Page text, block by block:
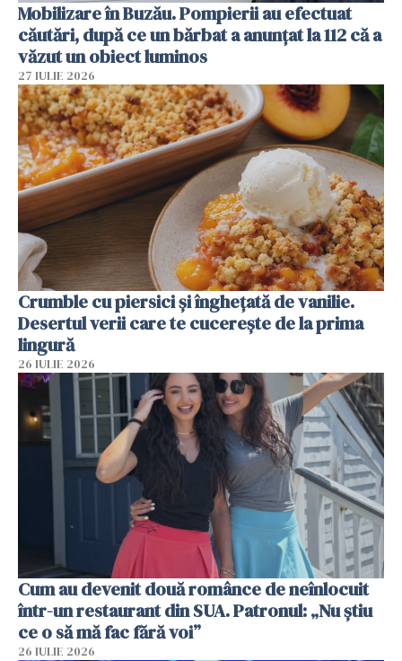
Mobilizare în Buzău. Pompierii au efectuat
căutări, după ce un bărbat a anunțat la 112 că a
văzut un obiect luminos
27 IULIE 2026
Crumble cu piersici și înghețată de vanilie.
Desertul verii care te cucerește de la prima
lingură
26 IULIE 2026
Cum au devenit două românce de neînlocuit
într-un restaurant din SUA. Patronul: „Nu știu
ce o să mă fac fără voi”
26 IULIE 2026